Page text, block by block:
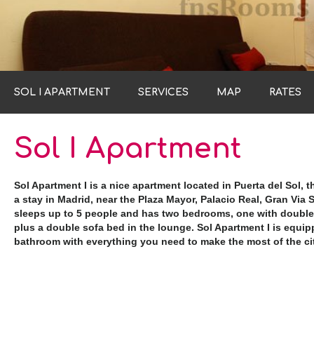
SOL I APARTMENT SERVICES MAP RATES
Sol I Apartment
Sol Apartment I is a nice apartment located in Puerta del Sol,
a stay in Madrid, near the Plaza Mayor, Palacio Real, Gran Via
sleeps up to 5 people and has two bedrooms, one with
plus a double sofa bed in the lounge. Sol Apartment I is
bathroom with everything you need to make the most of the